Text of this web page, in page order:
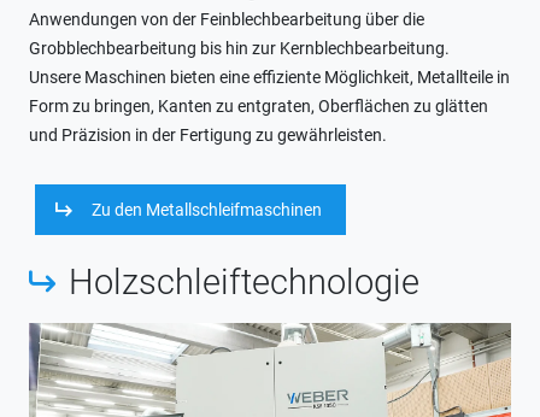
Anwendungen von der Feinblechbearbeitung über die
Grobblechbearbeitung bis hin zur Kernblechbearbeitung.
Unsere Maschinen bieten eine effiziente Möglichkeit, Metallteile in
Form zu bringen, Kanten zu entgraten, Oberflächen zu glätten
und Präzision in der Fertigung zu gewährleisten.
Zu den Metallschleifmaschinen
Holzschleiftechnologie